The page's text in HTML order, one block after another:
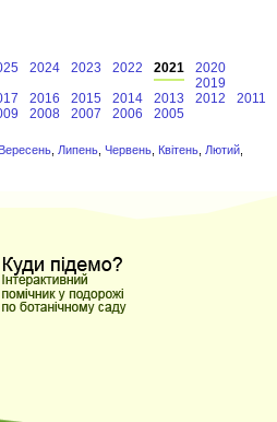
2024 2023 2022 2021
2020
2019
2016 2015 2014 2013 2012
2011
2008 2007 2006 2005
Вересень Липень Червень Квітень Лютий